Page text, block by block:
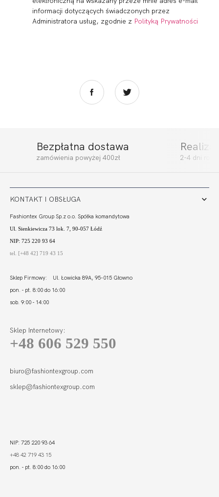
CAMA
BALCONETTE MHM
CAMA BRA ULTRA
CAMA SOFT
informacji dotyczących świadczonych przez
Administratora usług, zgodnie z Polityką Prywatności
Bezpłatna dostawa
zamówienia powyżej 400zł 2-4 dni
KONTAKT I OBSŁUGA
Fashiontex Group Sp.z o.o. Spółka komandytowa
Ul. Sienkiewicza 73 lok. 7, 90-057 Łódź
NIP: 725 220 93 64
tel. [+48 42] 719 43 15
Sklep Firmowy: Ul. Łowicka 89A, 95-015 Głowno
pon. - pt. 8:00 do 16:00
sob. 9:00 - 14:00
Sklep Internetowy:
+48 606 529 550
biuro@fashiontexgroup.com
sklep@fashiontexgroup.com
NIP: 725 220 93 64
+48 42 719 43 15
pon. - pt. 8:00 do 16:00